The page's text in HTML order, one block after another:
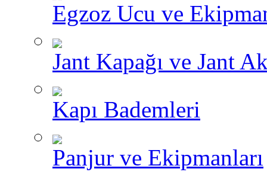
Egzoz Ucu ve
Jant Kapağı ve Jant
Kapı Bademleri
Panjur ve Ekipmanları